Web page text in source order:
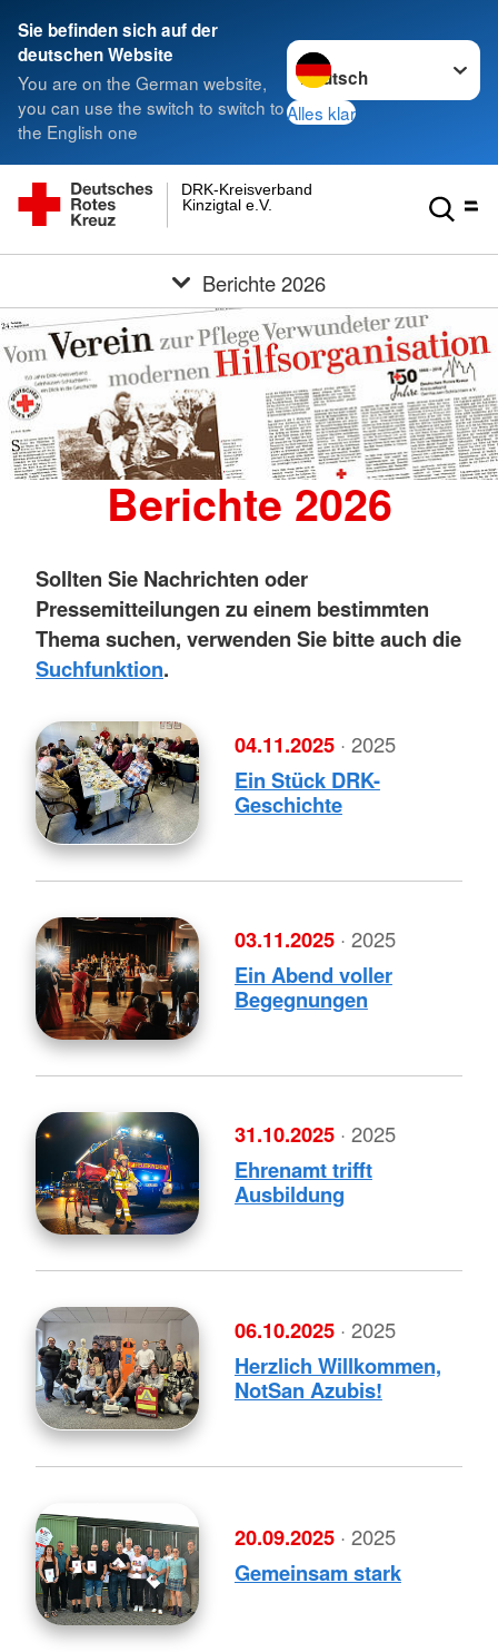
Sie befinden sich auf der
deutschen Website
You are on the German website,
you can use the switch to switch to
the English one
Sprache wechseln zu
Alles klar
Kinzigtal e.V.
DRK-Kreisverband
Berichte 2026
Berichte 2026
Sollten Sie Nachrichten oder
Pressemitteilungen zu einem bestimmten
Thema suchen, verwenden Sie bitte auch die
Suchfunktion.
04.11.2025 · 2025
Ein Stück DRK-
Geschichte
03.11.2025 · 2025
Ein Abend voller
Begegnungen
31.10.2025 · 2025
Ehrenamt trifft
Ausbildung
06.10.2025 · 2025
Herzlich Willkommen,
NotSan Azubis!
20.09.2025 · 2025
Gemeinsam stark